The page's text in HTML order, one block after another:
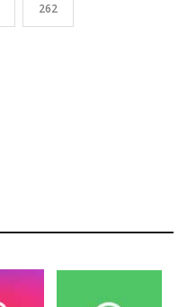
262